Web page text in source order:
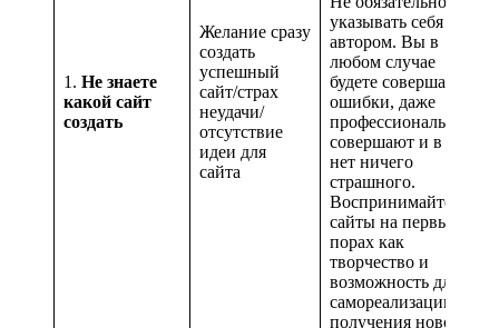
1. Не знаете
какой сайт
создать
Желание сразу
создать
успешный
сайт/страх
неудачи/
отсутствие
идеи для
сайта
указывать себя
автором. Вы в
любом случае
будете совершать
ошибки, даже
профессионалы их
совершают и в этом
нет ничего
страшного.
Воспринимайте
сайты на первых
порах как
творчество и
возможность для
самореализации,
получения нового